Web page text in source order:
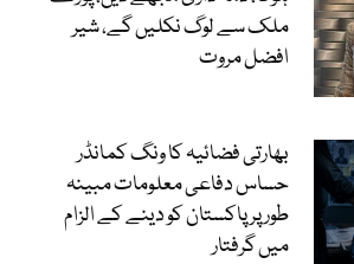
ملک سے لوگ نکلیں گے، شیر
افضل مروت
بھارتی فضائیہ کا ونگ کمانڈر
حساس دفاعی معلومات مبینہ
طور پر پاکستان کو دینے کے الزام
میں گرفتار